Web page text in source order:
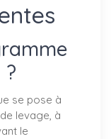
se pose à
levage, à
le